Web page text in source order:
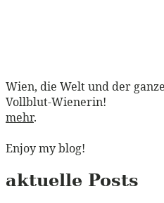
Wien, die Welt und der
Vollblut-Wienerin!
mehr.
Enjoy my blog!
aktuelle Posts